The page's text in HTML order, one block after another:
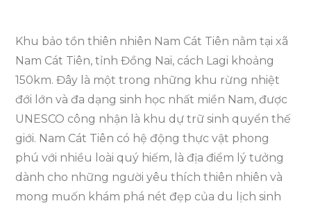
Khu bảo tồn thiên nhiên Nam Cát Tiên nằm tại xã
Nam Cát Tiên, tỉnh Đồng Nai, cách Lagi khoảng
150km. Đây là một trong những khu rừng nhiệt
đới lớn và đa dạng sinh học nhất miền Nam, được
UNESCO công nhận là khu dự trữ sinh quyển thế
giới. Nam Cát Tiên có hệ động thực vật phong
phú với nhiều loài quý hiếm, là địa điểm lý tưởng
dành cho những người yêu thích thiên nhiên và
mong muốn khám phá nét đẹp của du lịch sinh